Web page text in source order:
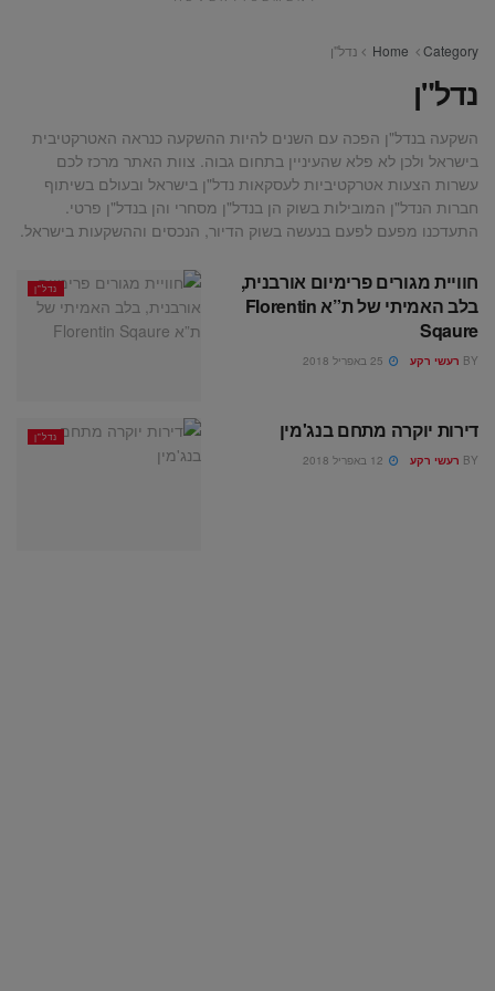
Home Category נדל"ן
נדל"ן
השקעה בנדל"ן הפכה עם השנים להיות ההשקעה כנראה האטרקטיבית
בישראל ולכן לא פלא שהעיניין בתחום גבוה. צוות האתר מרכז לכם
עשרות הצעות אטרקטיביות לעסקאות נדל"ן בישראל ובעולם בשיתוף
חברות הנדל"ן המובילות בשוק הן בנדל"ן מסחרי והן בנדל"ן פרטי.
התעדכנו מפעם לפעם בנעשה בשוק הדיור, הנכסים וההשקעות בישראל.
נדל"ן
בלב‭ ‬האמיתי‭ ‬של‭ ‬ת”א Florentin
Sqaure
BY רעשי רקע
נדל"ן דירות יוקרה מתחם בנג'מין
BY רעשי רקע